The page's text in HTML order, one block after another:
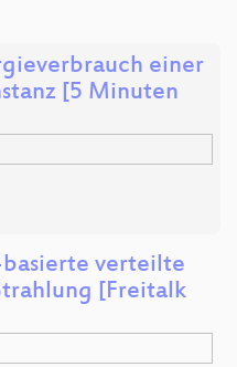
einer
[5 Minuten
verteilte
[Freitalk